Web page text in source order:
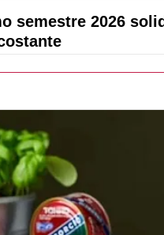
semestre 2026